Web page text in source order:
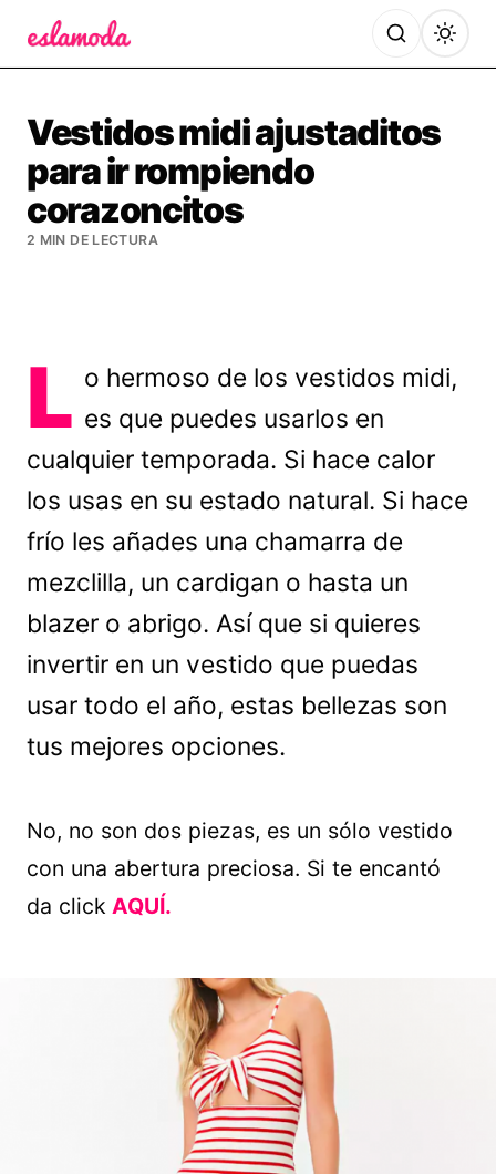
Vestidos midi ajustaditos
para ir rompiendo
corazoncitos
2 MIN DE LECTURA
L o hermoso de los vestidos midi,
es que puedes usarlos en
cualquier temporada. Si hace calor
los usas en su estado natural. Si hace
frío les añades una chamarra de
mezclilla, un cardigan o hasta un
blazer o abrigo. Así que si quieres
invertir en un vestido que puedas
usar todo el año, estas bellezas son
tus mejores opciones.
No, no son dos piezas, es un sólo vestido
con una abertura preciosa. Si te encantó
da click AQUÍ.